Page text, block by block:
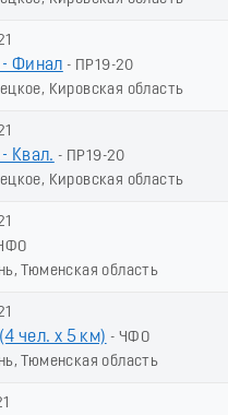
- Финал - ПР19-20
Кировская область
Квал. - ПР19-20
Кировская область
Тюменская область
чел. х 5 км) - ЧФО
Тюменская область